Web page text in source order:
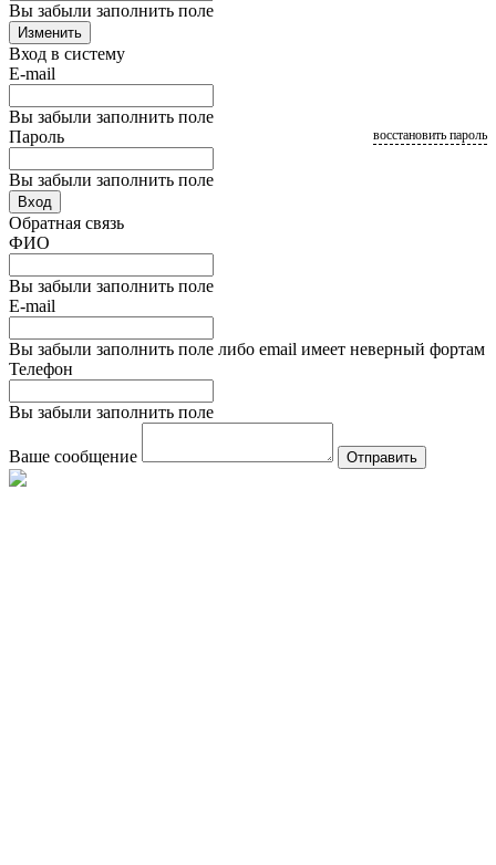
Вы забыли заполнить поле
Изменить
Вход в систему
E-mail
Вы забыли заполнить поле
Пароль
Вы забыли заполнить поле
восстановить пароль
Вход
Обратная связь
ФИО
Вы забыли заполнить поле
E-mail
Вы забыли заполнить поле либо email имеет неверный фортам
Телефон
Вы забыли заполнить поле
Ваше сообщение Отправить